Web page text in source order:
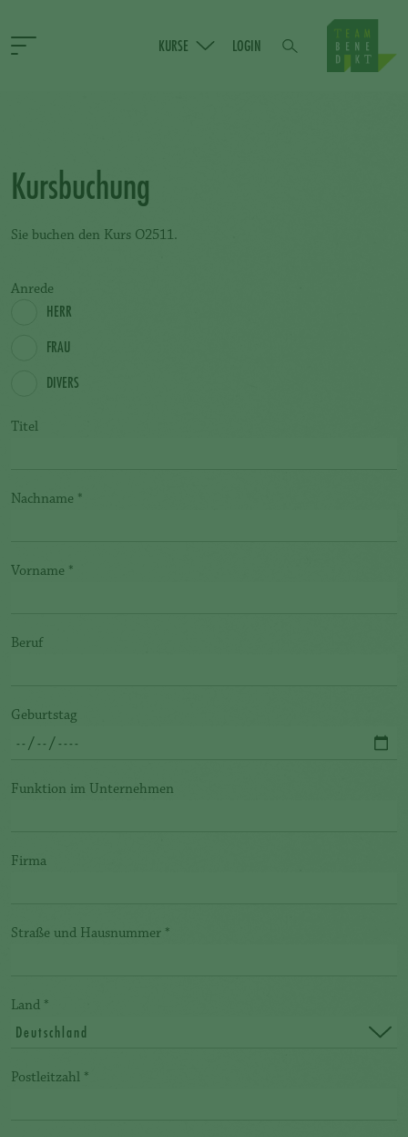
KURSE LOGIN
Kursbuchung
Sie buchen den Kurs O2511.
Anrede
HERR
FRAU
DIVERS
Titel
Nachname *
Vorname *
Beruf
Geburtstag
Funktion im Unternehmen
Firma
Straße und Hausnummer *
Land *
Deutschland
Postleitzahl *